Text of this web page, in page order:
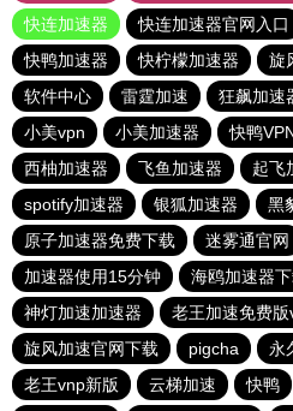
快连加速器
快连加速器官网入口
快鸭加速器
快柠檬加速器 旋
软件中心
雷霆加速 狂飙加速
小美vpn
小美加速器 快鸭
西柚加速器
飞鱼加速器 起飞
spotify加速器
银狐加速器
黑
原子加速器免费下载
迷雾通官网
加速器使用15分钟
海鸥加速器
神灯加速加速器
老王加速免费
旋风加速官网下载
pigcha 永
老王vnp新版
云梯加速 快鸭